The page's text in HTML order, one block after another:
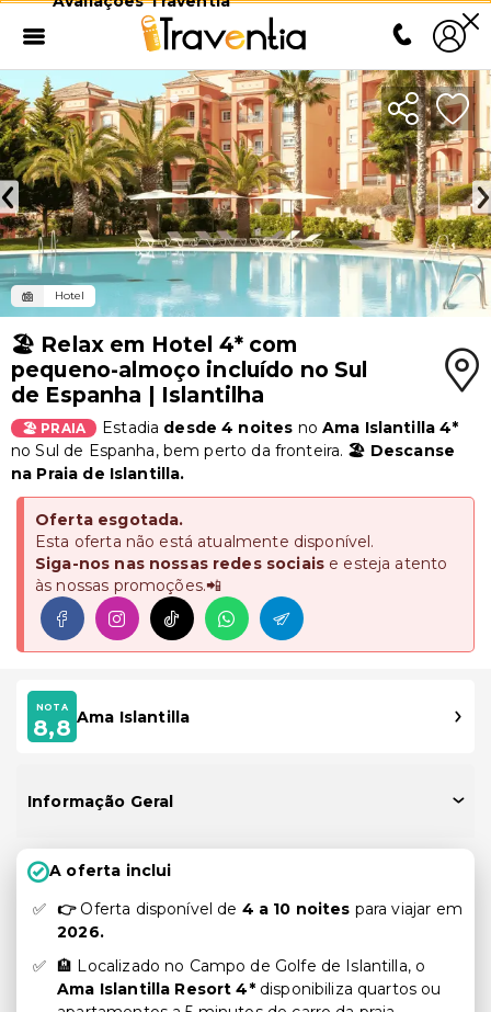
Hotel
🏖️ Relax em Hotel 4* com
pequeno-almoço incluído no Sul
de Espanha | Islantilha
🏖️ PRAIA Estadia desde 4 noites no Ama Islantilla 4*
no Sul de Espanha, bem perto da fronteira. 🏖️ Descanse
na Praia de Islantilla.
Oferta esgotada.
Esta oferta não está atualmente disponível.
Siga-nos nas nossas redes sociaise esteja atento
às nossas promoções.📲
NOTA
8,8 Ama Islantilla
Informação Geral
A oferta inclui
👉 Oferta disponível de 4 a 10 noites para viajar em
2026.
🏨 Localizado no Campo de Golfe de Islantilla, o
Ama Islantilla Resort 4*disponibiliza quartos ou